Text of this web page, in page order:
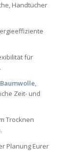
Handtücher
für
Baumwolle,
Zeit- und
Trocknen
Planung Eurer